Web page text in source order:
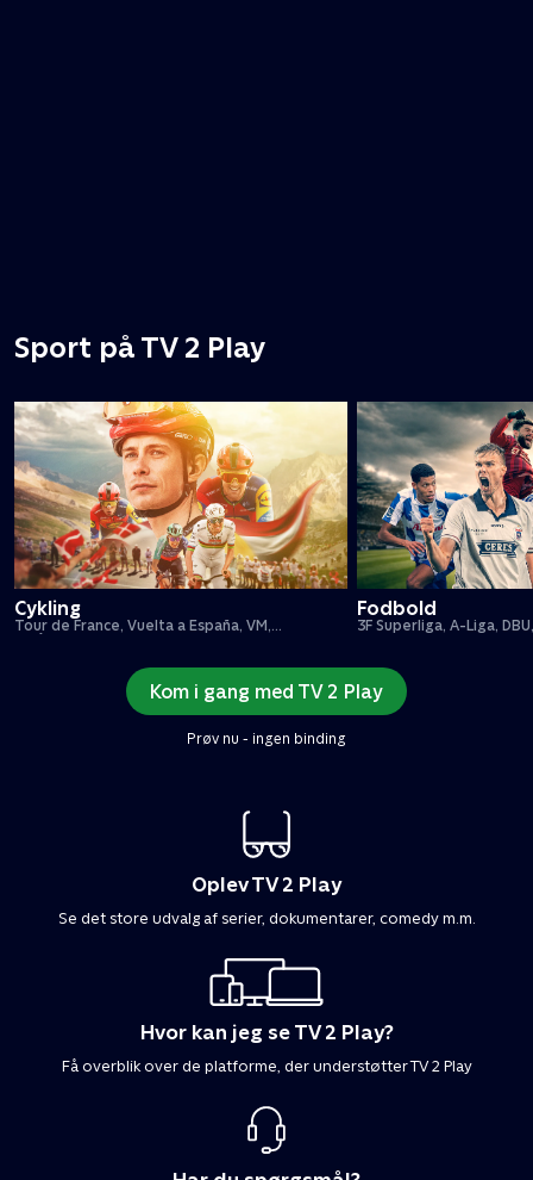
Sport på TV 2 Play
Cykling
Tour de France, Vuelta a España, VM,
Fodbold
3F Superliga, A-Liga,
Kom i gang med TV 2 Play
Prøv nu - ingen binding
Oplev TV 2 Play
Se det store udvalg af serier, dokumentarer, comedy m.m.
Hvor kan jeg se TV 2 Play?
Få overblik over de platforme, der understøtter TV 2 Play